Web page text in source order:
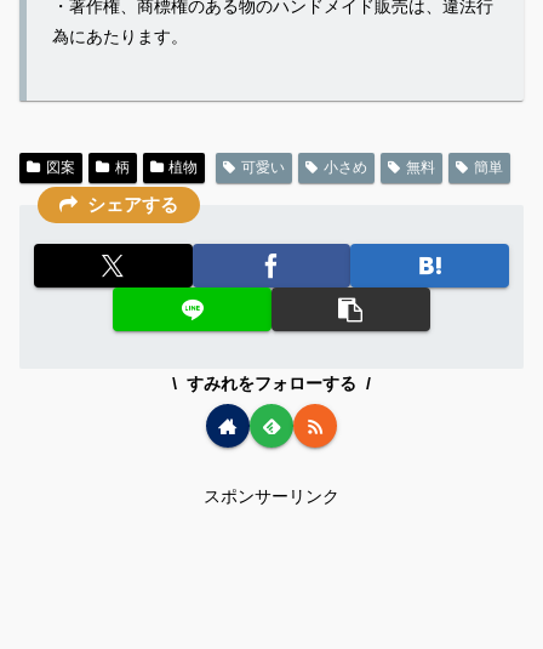
・著作権、商標権のある物のハンドメイド販売は、違法行
為にあたります。
図案 柄 植物 可愛い 小さめ 無料 簡単
シェアする
すみれをフォローする
スポンサーリンク